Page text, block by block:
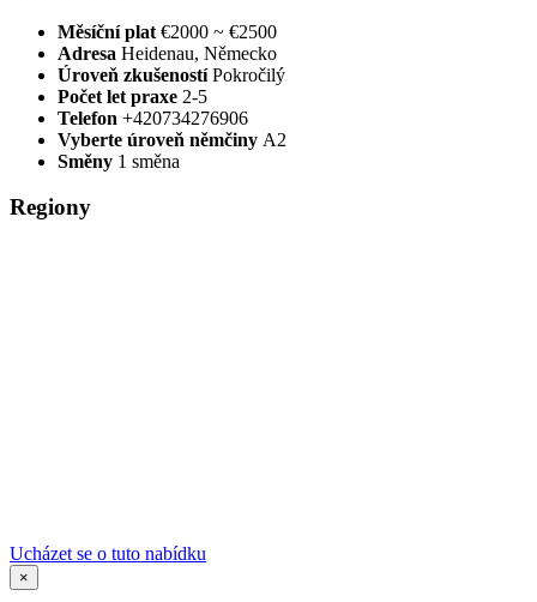
Měsíční plat €2000 ~ €2500
Adresa Heidenau, Německo
Úroveň zkušenostíPokročilý
Počet let praxe 2-5
Telefon +420734276906
Vyberte úroveň němčiny A2
Směny 1 směna
Regiony
Ucházet se o tuto nabídku
×